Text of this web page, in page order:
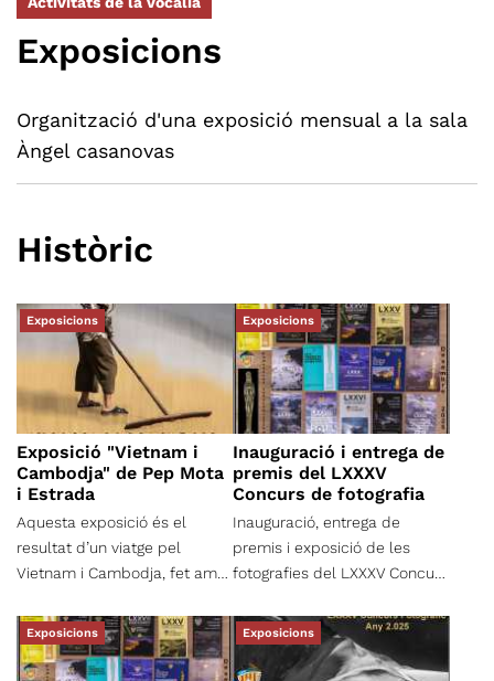
Exposicions
Organització d'una exposició mensual a la sala
Àngel casanovas
Històric
Exposicions
Exposició "Vietnam i
Cambodja" de Pep Mota
i Estrada
Aquesta exposició és el
resultat d’un viatge pel
Vietnam i Cambodja, fet amb
imatge és una trobada en el
camí, capturat amb la
voluntat de no interferir,
Exposicions
Inauguració i entrega de
premis del LXXXV
Concurs de fotografia
Inauguració, entrega de
premis i exposició de les
fotografies del LXXXV Concurs
Excursionista de Terrassa.
Inauguració de l'exposició i
entrega de premis: dijous, 8
Exposicions Exposicions